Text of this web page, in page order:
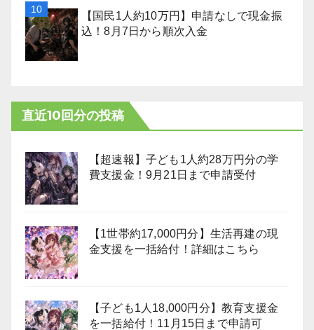
【国民1人約10万円】申請なしで現金振
込！8月7日から順次入金
直近10回分の投稿
【超速報】子ども1人約28万円分の学
費支援金！9月21日まで申請受付
【1世帯約17,000円分】生活再建の現
金支援を一括給付！詳細はこちら
【子ども1人18,000円分】教育支援金
を一括給付！11月15日まで申請可